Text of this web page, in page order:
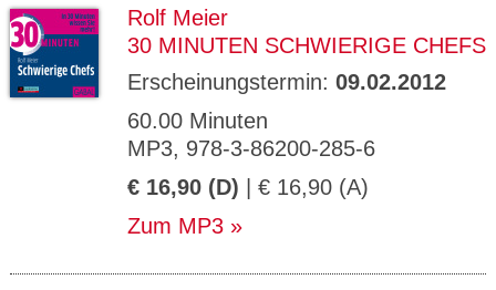
Rolf Meier
30 MINUTEN SCHWIERIGE CHEFS
Erscheinungstermin: 09.02.2012
60.00 Minuten
MP3, 978-3-86200-285-6
€ 16,90 (D) | € 16,90 (A)
Zum MP3
GV_CO
OKIES
gabal-
verlag.
Speichert den Zustimmungsstatus des
Domäne.
ge
T
P